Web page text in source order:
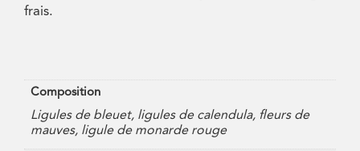
frais.
Composition
Ligules de bleuet, ligules de calendula, fleurs de
mauves, ligule de monarde rouge